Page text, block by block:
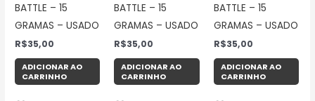
BATTLE – 15
GRAMAS – USADO
R$35,00
ADICIONAR AO
CARRINHO
BATTLE – 15
GRAMAS – USADO
R$35,00
ADICIONAR AO
CARRINHO
BATTLE – 15
GRAMAS – USADO
R$35,00
ADICIONAR AO
CARRINHO